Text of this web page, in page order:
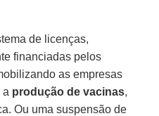
de licenças,
financiadas pelos
as empresas
a produção de vacinas,
Ou uma suspensão de